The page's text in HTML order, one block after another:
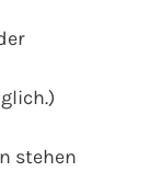
stehen